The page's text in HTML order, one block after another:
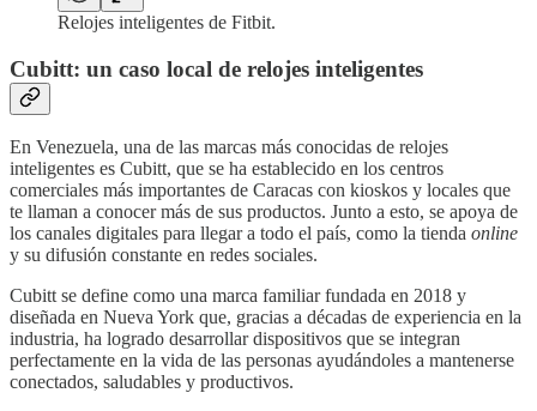
Relojes inteligentes de Fitbit.
Cubitt: un caso local de relojes inteligentes
En Venezuela, una de las marcas más conocidas de relojes
inteligentes es Cubitt, que se ha establecido en los centros
comerciales más importantes de Caracas con kioskos y locales que
te llaman a conocer más de sus productos. Junto a esto, se apoya de
los canales digitales para llegar a todo el país, como la tienda online
y su difusión constante en redes sociales.
Cubitt se define como una marca familiar fundada en 2018 y
diseñada en Nueva York que, gracias a décadas de experiencia en la
industria, ha logrado desarrollar dispositivos que se integran
perfectamente en la vida de las personas ayudándoles a mantenerse
conectados, saludables y productivos.